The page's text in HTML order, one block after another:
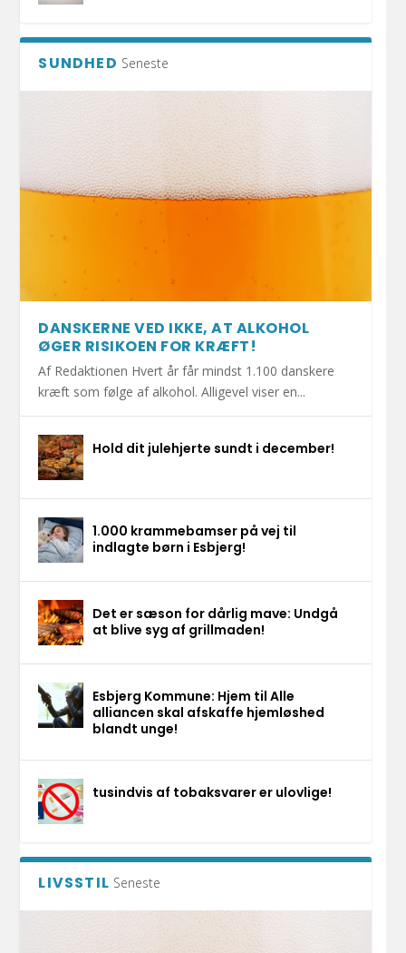
SUNDHED Seneste
DANSKERNE VED IKKE, AT ALKOHOL
ØGER RISIKOEN FOR KRÆFT!
Af Redaktionen Hvert år får mindst 1.100 danskere
kræft som følge af alkohol. Alligevel viser en...
Hold dit julehjerte sundt i december!
1.000 krammebamser på vej til
indlagte børn i Esbjerg!
Det er sæson for dårlig mave: Undgå
at blive syg af grillmaden!
Esbjerg Kommune: Hjem til Alle
alliancen skal afskaffe hjemløshed
blandt unge!
tusindvis af tobaksvarer er ulovlige!
LIVSSTIL Seneste